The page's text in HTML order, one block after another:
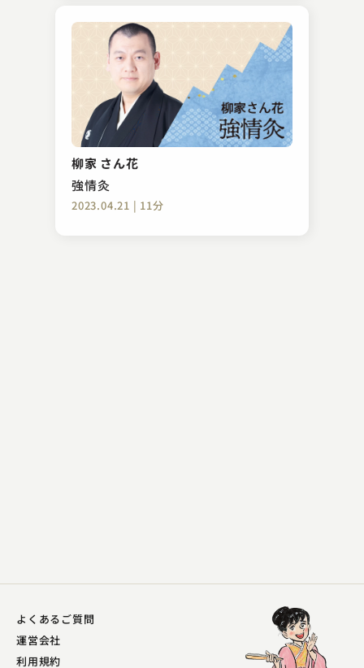
柳家 さん花
強情灸
2023.04.21 | 11分
桂 文雀
色事根問
2023.07.15 | 13分
よくあるご質問
運営会社
利用規約